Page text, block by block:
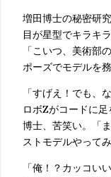
増田博士の秘密研
目が星型でキラキ
「こいつ、美術部
ポーズでモデルを
「すげえ！でも、
ロボZがコードに足
博士、苦笑い。「
ストモデルやってみ
「俺！？カッコい